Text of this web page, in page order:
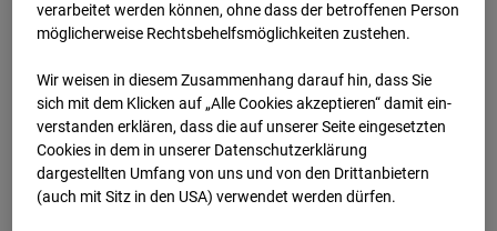
Home
Deutschland
BC-118 BV-Ausbau Bonatzbau -Cam8
Archiv
2026
07 08 14:20
BC-118 BV-Ausbau
Bonatzbau -Cam8
verarbeitet werden können, ohne dass der betroffenen Person
möglicherweise Rechtsbehelfsmöglichkeiten zustehen.
Wir weisen in diesem Zusammenhang darauf hin, dass Sie
sich mit dem Klicken auf „Alle Cookies akzeptieren“ damit ein­
ver­standen erklären, dass die auf unserer Seite eingesetzten
Cookies in dem in unserer Datenschutzerklärung
dargestellten Umfang von uns und von den Drittanbietern
(auch mit Sitz in den USA) verwendet werden dürfen.